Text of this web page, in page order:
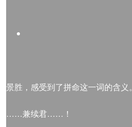
景胜，感受到了拼命这一词的含义。
……兼续君……！